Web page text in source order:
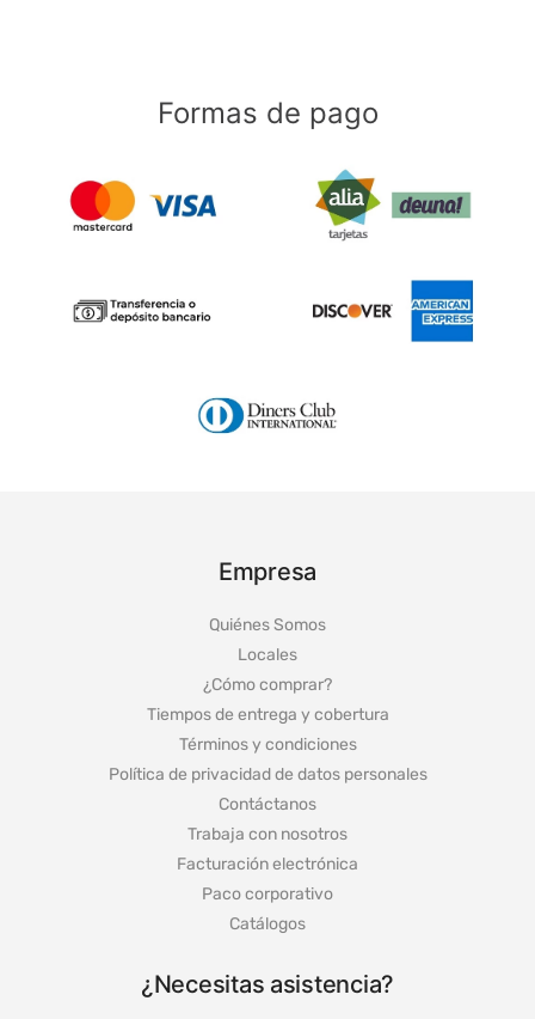
Formas de pago
Empresa
Quiénes Somos
Locales
¿Cómo comprar?
Tiempos de entrega y cobertura
Términos y condiciones
Política de privacidad de datos personales
Contáctanos
Trabaja con nosotros
Facturación electrónica
Paco corporativo